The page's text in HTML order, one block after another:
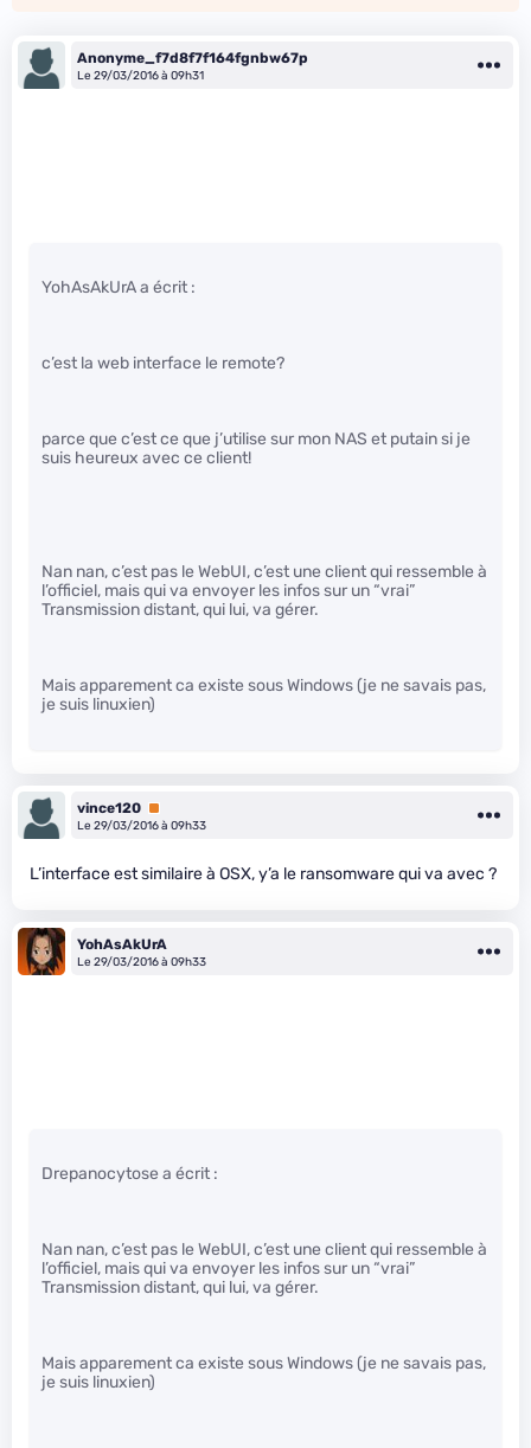
Anonyme_f7d8f7f164fgnbw67p
Le 29/03/2016 à 09h31
YohAsAkUrA a écrit :
c’est la web interface le remote?
parce que c’est ce que j’utilise sur mon NAS et putain si je
suis heureux avec ce client!
Nan nan, c’est pas le WebUI, c’est une client qui ressemble à
l’officiel, mais qui va envoyer les infos sur un “vrai”
Transmission distant, qui lui, va gérer.
Mais apparement ca existe sous Windows (je ne savais pas,
je suis linuxien)
vince120 Premium
Le 29/03/2016 à 09h33
L’interface est similaire à OSX, y’a le ransomware qui va avec ?
YohAsAkUrA
Le 29/03/2016 à 09h33
Drepanocytose a écrit :
Nan nan, c’est pas le WebUI, c’est une client qui ressemble à
l’officiel, mais qui va envoyer les infos sur un “vrai”
Transmission distant, qui lui, va gérer.
Mais apparement ca existe sous Windows (je ne savais pas,
je suis linuxien)